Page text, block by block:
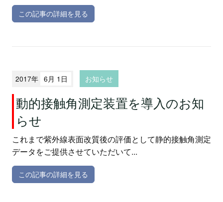
この記事の詳細を見る
2017年 6月 1日 お知らせ
動的接触角測定装置を導入のお知
らせ
これまで紫外線表面改質後の評価として静的接触角測定
データをご提供させていただいて...
この記事の詳細を見る